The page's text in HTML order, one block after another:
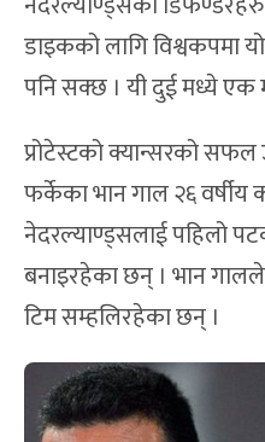
डाइकको लागि विश्वकपमा
पनि सक्छ । यी दुई मध्ये एक
प्रोटेस्टको क्यान्सरको
फर्केका भान गाल २६ वर्षीय
नेदरल्याण्ड्सलाई पहिलो
बनाइरहेका छन् । भान
टिम सम्हलिरहेका छन् ।